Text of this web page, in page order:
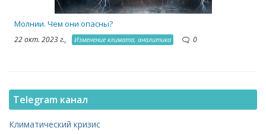
Молнии. Чем они опасны?
22 окт. 2023 г., Изменение климата, аналитика 0
Telegram канал
Климатический кризис